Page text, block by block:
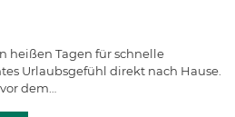
heißen Tagen für schnelle
Urlaubsgefühl direkt nach Hause.
dem…